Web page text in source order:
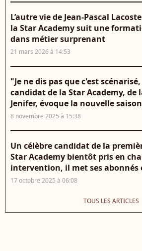
L’autre vie de Jean-Pascal
la Star Academy suit une
dans métier surprenant
21 mars 2026 à 14:53
"Je ne dis pas que c'est
candidat de la Star Academy, de
Jenifer, évoque la nouvelle
8 novembre 2025 à 15:38
Un célèbre candidat de la
Star Academy bientôt pris en
intervention, il met ses abonnés
17 octobre 2025 à 06:08
TOUS LES ARTICLES